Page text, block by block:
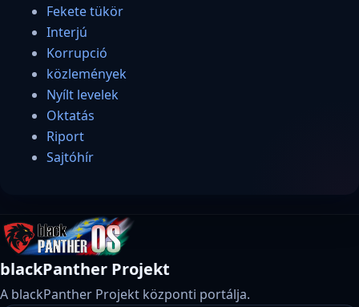
Fekete tükör
Interjú
Korrupció
közlemények
Nyílt levelek
Oktatás
Riport
Sajtóhír
blackPanther Projekt
A blackPanther Projekt központi portálja.